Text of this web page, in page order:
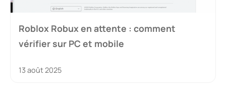
Roblox Robux en attente : comment
vérifier sur PC et mobile
13 août 2025